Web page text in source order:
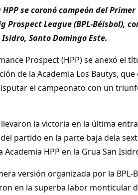
se coronó campeón del Primer
Prospect League (BPL-Béisbol),
Santo Domingo Este.
Prospect (HPP) se anexó el
de la Academia Los Bautys, que
el campeonato con un
la victoria en la última
partido en la parte baja dela
HPP en la Grua San
versión organizada por la BPL-
en la superba labor monticular